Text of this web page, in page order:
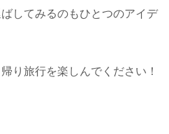
してみるのもひとつのアイデ
り旅行を楽しんでください！